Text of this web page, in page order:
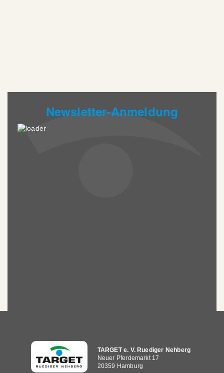
Newsletter-Anmeldung
Hauptnavigation
TARGET e. V. Ruediger Nehberg
Neuer Pferdemarkt 17
20359 Hamburg